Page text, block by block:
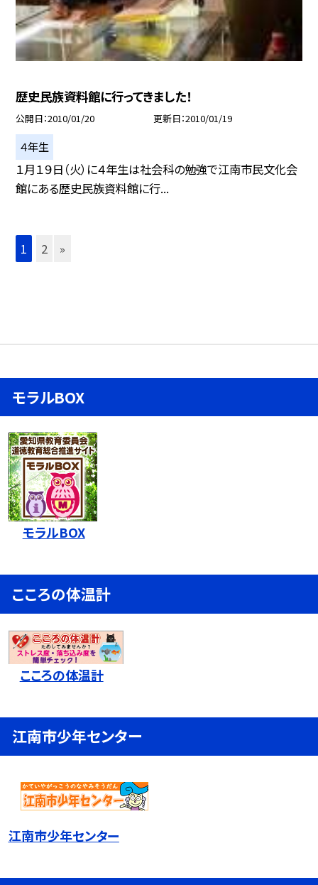
歴史民族資料館に行ってきました！
公開日 2010/01/20 更新日 2010/01/19
４年生
１月１９日（火）に４年生は社会科の勉強で江南市民文化会
館にある歴史民族資料館に行...
1 2 »
モラルBOX
モラルBOX
こころの体温計
こころの体温計
江南市少年センター
江南市少年センター